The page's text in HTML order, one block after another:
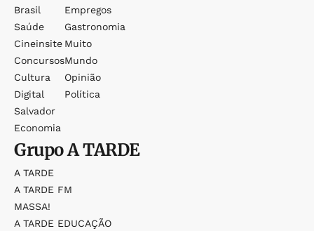
Brasil
Saúde
Cineinsite
Concursos
Cultura
Digital
Salvador
Economia
Empregos
Gastronomia
Muito
Mundo
Opinião
Política
GrupoA TARDE
A TARDE
A TARDE FM
MASSA!
A TARDE EDUCAÇÃO